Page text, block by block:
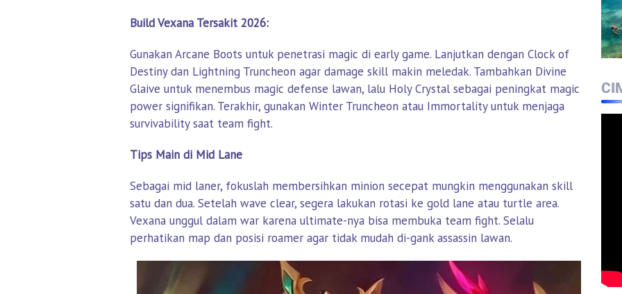
Build Vexana Tersakit 2026:
Gunakan Arcane Boots untuk penetrasi magic di early game. Lanjutkan dengan Clock of
Destiny dan Lightning Truncheon agar damage skill makin meledak. Tambahkan Divine
Glaive untuk menembus magic defense lawan, lalu Holy Crystal sebagai peningkat magic
power signifikan. Terakhir, gunakan Winter Truncheon atau Immortality untuk menjaga
survivability saat team fight.
Tips Main di Mid Lane
Sebagai mid laner, fokuslah membersihkan minion secepat mungkin menggunakan skill
satu dan dua. Setelah wave clear, segera lakukan rotasi ke gold lane atau turtle area.
Vexana unggul dalam war karena ultimate-nya bisa membuka team fight. Selalu
perhatikan map dan posisi roamer agar tidak mudah di-gank assassin lawan.